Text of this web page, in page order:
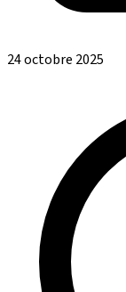
24 octobre 2025